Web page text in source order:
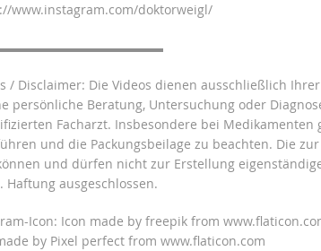
www.instagram.com/doktorweigl/
/ Disclaimer: Die Videos dienen ausschließlich
persönliche Beratung, Untersuchung oder
Facharzt. Insbesondere bei Medikamenten
und die Packungsbeilage zu beachten. Die
und dürfen nicht zur Erstellung
ausgeschlossen.
Icon: Icon made by freepik from
by Pixel perfect from www.flaticon.com